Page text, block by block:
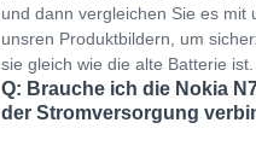
und dann vergleichen Sie es mit
unsren Produktbildern, um
sie gleich wie die alte Batterie ist.
Q: Brauche ich die Nokia
der Stromversorgung